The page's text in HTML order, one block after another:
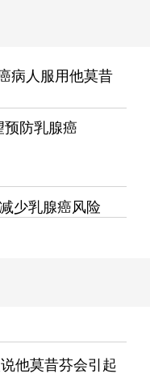
病人服用他莫昔
预防乳腺癌
少乳腺癌风险
他莫昔芬会引起